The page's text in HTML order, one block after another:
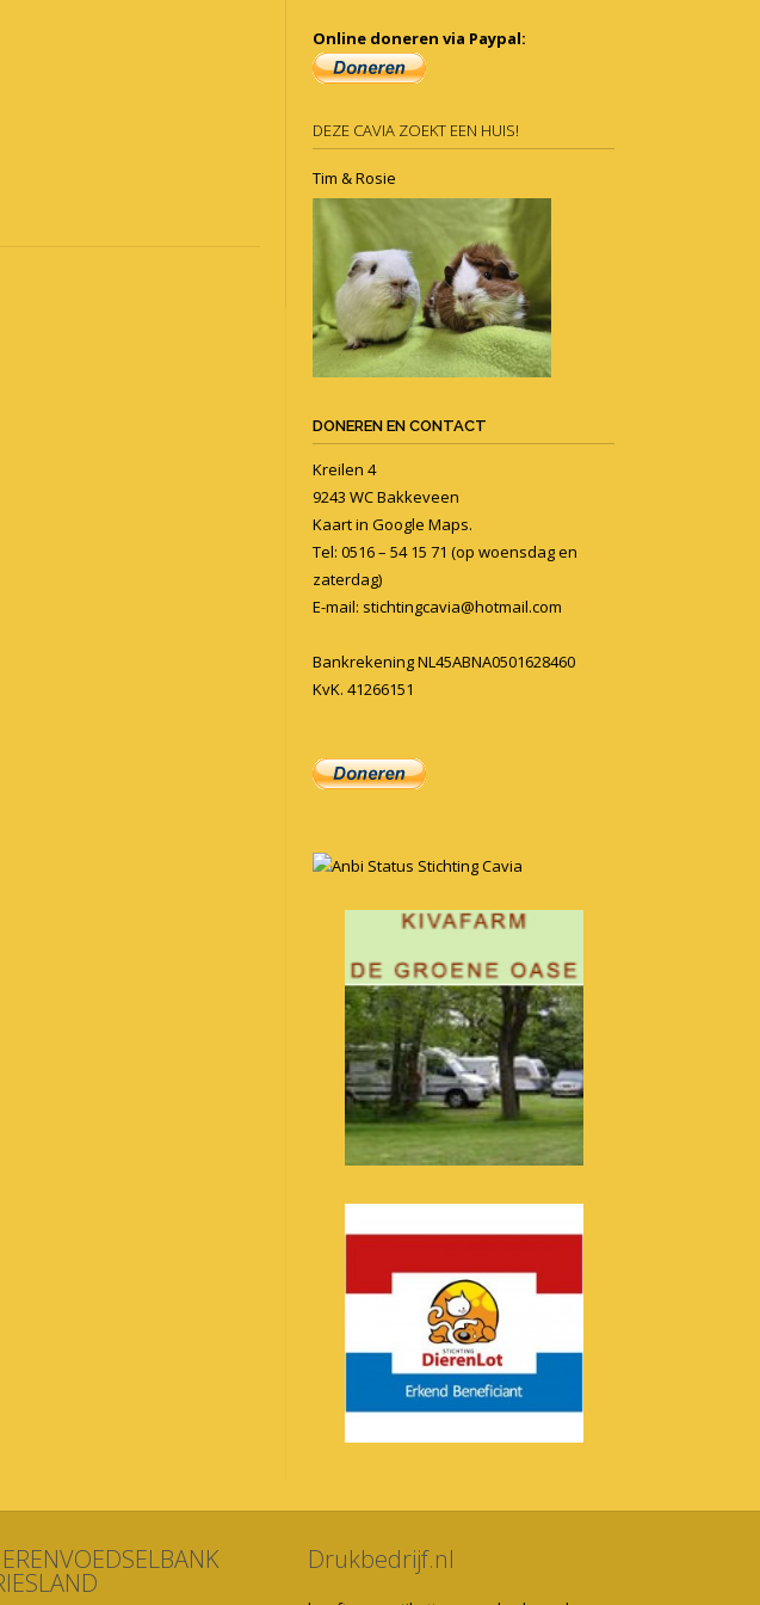
Online doneren via Paypal:
DEZE CAVIA ZOEKT EEN HUIS!
Tim & Rosie
DONEREN EN CONTACT
Kreilen 4
9243 WC Bakkeveen
Kaart in Google Maps.
Tel: 0516 – 54 15 71 (op woensdag en
zaterdag)
E-mail: stichtingcavia@hotmail.com
Bankrekening NL45ABNA0501628460
KvK. 41266151
Anbi Status Stichting Cavia
Drukbedrijf.nl